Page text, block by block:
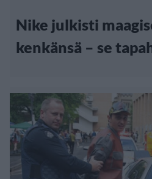
Nike julkisti
kenkänsä – se